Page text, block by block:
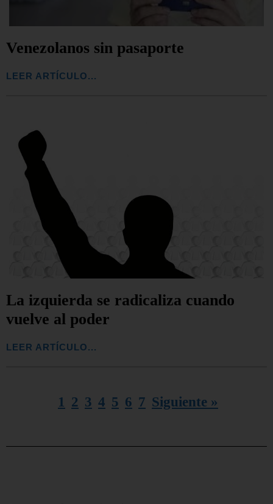
Venezolanos sin pasaporte
LEER ARTÍCULO...
La izquierda se radicaliza cuando
vuelve al poder
LEER ARTÍCULO...
1 2 3 4 5 6 7 Siguiente »